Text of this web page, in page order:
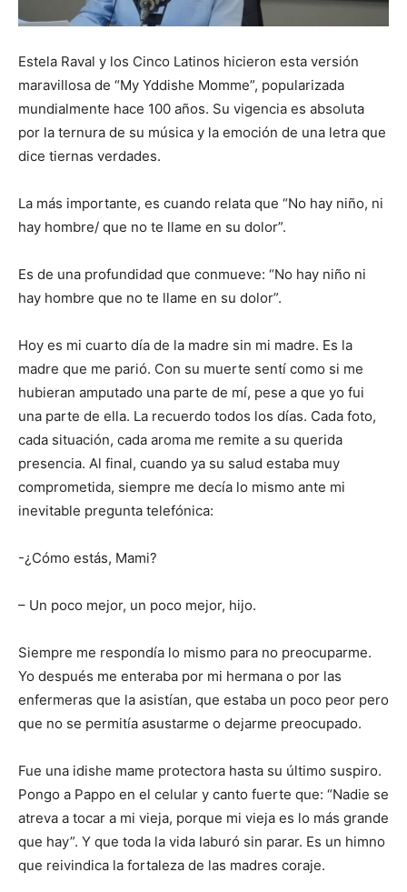
Estela Raval y los Cinco Latinos hicieron esta versión
maravillosa de “My Yddishe Momme”, popularizada
mundialmente hace 100 años. Su vigencia es absoluta
por la ternura de su música y la emoción de una letra que
dice tiernas verdades.
La más importante, es cuando relata que “No hay niño, ni
hay hombre/ que no te llame en su dolor”.
Es de una profundidad que conmueve: “No hay niño ni
hay hombre que no te llame en su dolor”.
Hoy es mi cuarto día de la madre sin mi madre. Es la
madre que me parió. Con su muerte sentí como si me
hubieran amputado una parte de mí, pese a que yo fui
una parte de ella. La recuerdo todos los días. Cada foto,
cada situación, cada aroma me remite a su querida
presencia. Al final, cuando ya su salud estaba muy
comprometida, siempre me decía lo mismo ante mi
inevitable pregunta telefónica:
-¿Cómo estás, Mami?
– Un poco mejor, un poco mejor, hijo.
Siempre me respondía lo mismo para no preocuparme.
Yo después me enteraba por mi hermana o por las
enfermeras que la asistían, que estaba un poco peor pero
que no se permitía asustarme o dejarme preocupado.
Fue una idishe mame protectora hasta su último suspiro.
Pongo a Pappo en el celular y canto fuerte que: “Nadie se
atreva a tocar a mi vieja, porque mi vieja es lo más grande
que hay”. Y que toda la vida laburó sin parar. Es un himno
que reivindica la fortaleza de las madres coraje.